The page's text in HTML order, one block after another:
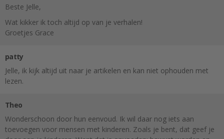
Beste Jelle,
Wat kikker ik toch altijd op van je verhalen!
Groetjes Grace
patty
Jelle, ik kijk altijd uit naar je artikelen en kan niet ophouden met
lezen.
Theo
Wonderschoon door hun eenvoud. Ik wil daar nog iets aan
toevoegen voor mensen met kinderen. Zoals je bent, dat geef je